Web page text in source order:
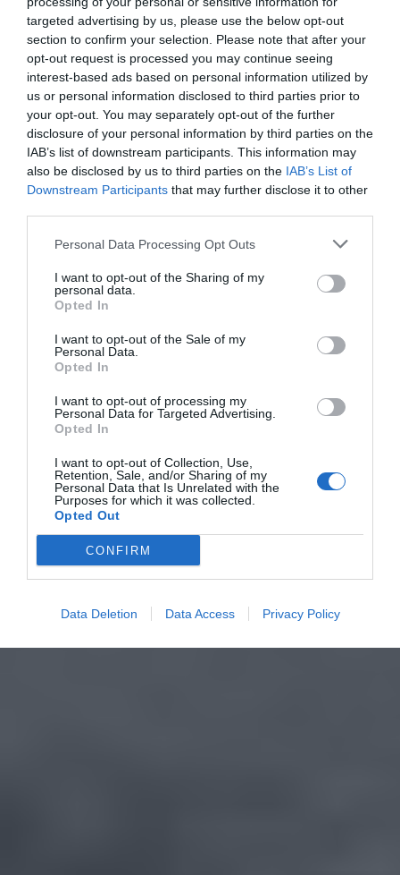
targeted advertising by us, please use the below opt-out
section to confirm your selection. Please note that after your
opt-out request is processed you may continue seeing
interest-based ads based on personal information utilized by
us or personal information disclosed to third parties prior to
your opt-out. You may separately opt-out of the further
disclosure of your personal information by third parties on the
IAB’s list of downstream participants. This information may
also be disclosed by us to third parties on the IAB’s List of
Downstream Participants that may further disclose it to other
Personal Data Processing Opt Outs
I want to opt-out of the Sharing of my
personal data.
Opted In
I want to opt-out of the Sale of my
Personal Data.
Opted In
I want to opt-out of processing my
Personal Data for Targeted Advertising.
Opted In
I want to opt-out of Collection, Use,
Retention, Sale, and/or Sharing of my
Personal Data that Is Unrelated with the
Purposes for which it was collected.
Opted Out
CONFIRM
Data Deletion Data Access Privacy Policy